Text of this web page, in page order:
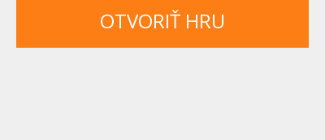
OTVORIŤ HRU